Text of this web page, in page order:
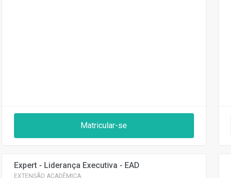
Matricular-se
Expert - Liderança Executiva - EAD
EXTENSÃO ACADÊMICA